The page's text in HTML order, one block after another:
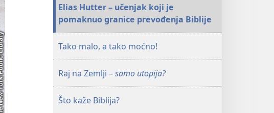
Elias Hutter – učenjak koji je
pomaknuo granice prevođenja Biblije
Tako malo, a tako moćno!
Raj na Zemlji –samo utopija?
Što kaže Biblija?